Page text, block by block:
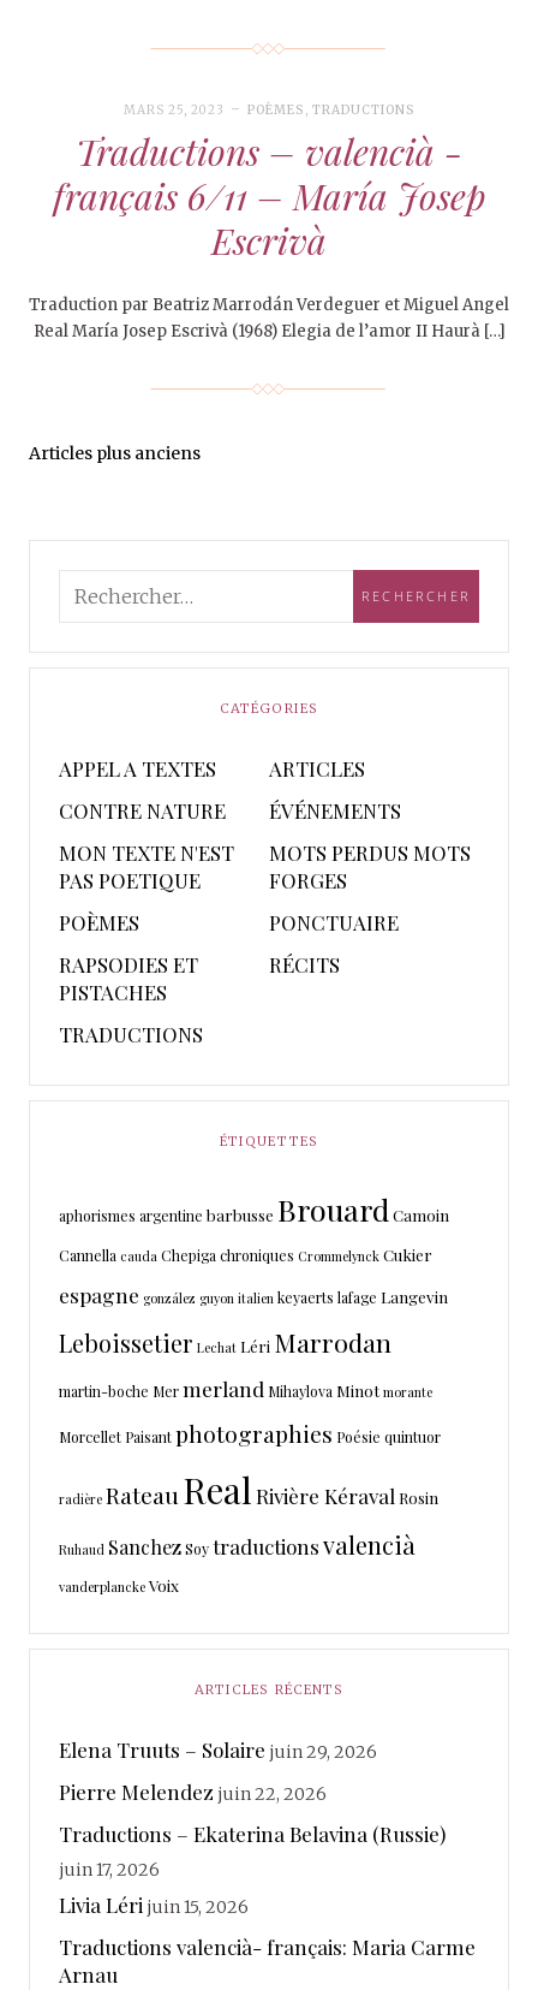
MARS 25, 2023 POÈMES , TRADUCTIONS
Traductions – valencià -
français 6/11 – María Josep
Escrivà
Traduction par Beatriz Marrodán Verdeguer et Miguel Angel
Real María Josep Escrivà (1968) Elegia de l’amor II Haurà […]
Articles plus anciens
CATÉGORIES
APPEL A TEXTES
ARTICLES
CONTRE NATURE
ÉVÉNEMENTS
MON TEXTE N'EST
PAS POETIQUE
MOTS PERDUS MOTS
FORGES
POÈMES
PONCTUAIRE
RAPSODIES ET
PISTACHES
RÉCITS
TRADUCTIONS
ÉTIQUETTES
aphorismes argentine barbusse Brouard Camoin
Cannella cauda Chepiga chroniques Crommelynck Cukier
espagne gonzález guyon italien keyaerts lafage Langevin
Leboissetier Lechat Léri Marrodan
martin-boche Mermerland Mihaylova Minot morante
Morcellet Paisantphotographies Poésie quintuor
radière Rateau Real Rivière Kéraval Rosin
Ruhaud SanchezSoytraductionsvalencià
vanderplancke Voix
ARTICLES RÉCENTS
Elena Truuts – Solaire juin 29, 2026
Pierre Melendez juin 22, 2026
Traductions – Ekaterina Belavina (Russie)
juin 17, 2026
Livia Léri juin 15, 2026
Traductions valencià- français: Maria Carme
Arnau